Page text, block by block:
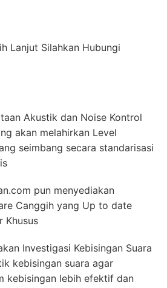
Lanjut Silahkan Hubungi
Akustik dan Noise Kontrol
akan melahirkan Level
seimbang secara standarisasi
pun menyediakan
Canggih yang Up to date
Khusus
Investigasi Kebisingan Suara
kebisingan suara agar
kebisingan lebih efektif dan